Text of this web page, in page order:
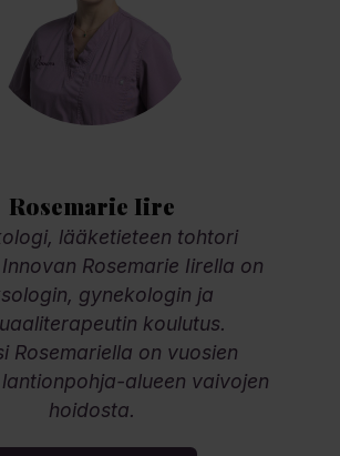
Rosemarie Iire
lääketieteen tohtori
Rosemarie Iirella on
gynekologin ja
koulutus.
Rosemariella on vuosien
alueen vaivojen
hoidosta.